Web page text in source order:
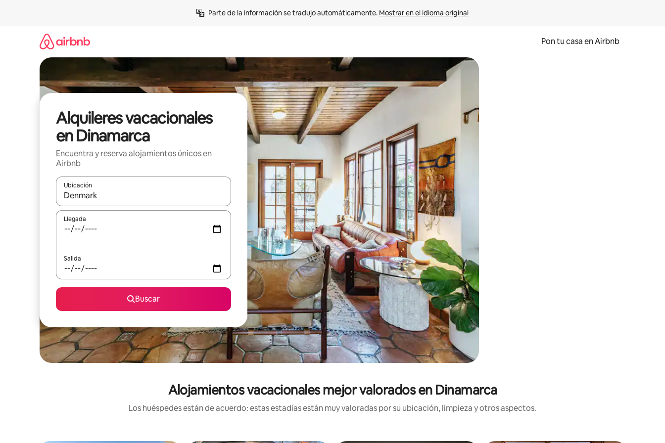
Parte de la información se tradujo automáticamente. Mostrar en el idioma original
Pon tu casa en Airbnb
Alquileres vacacionales
en Dinamarca
Encuentra y reserva alojamientos únicos en
Airbnb
Ubicación
Cuando los resultados estén disponibles, navega con las teclas de flecha hacia arriba y hacia abajo o explora con el tacto o desliza el dedo.
Llegada
Salida
Buscar
Alojamientos vacacionales mejor valorados en Dinamarca
Los huéspedes están de acuerdo: estas estadías están muy valoradas por su ubicación, limpieza y otros aspectos.